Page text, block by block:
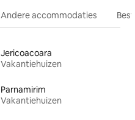
Andere accommodaties
Jericoacoara
Vakantiehuizen
Parnamirim
Vakantiehuizen